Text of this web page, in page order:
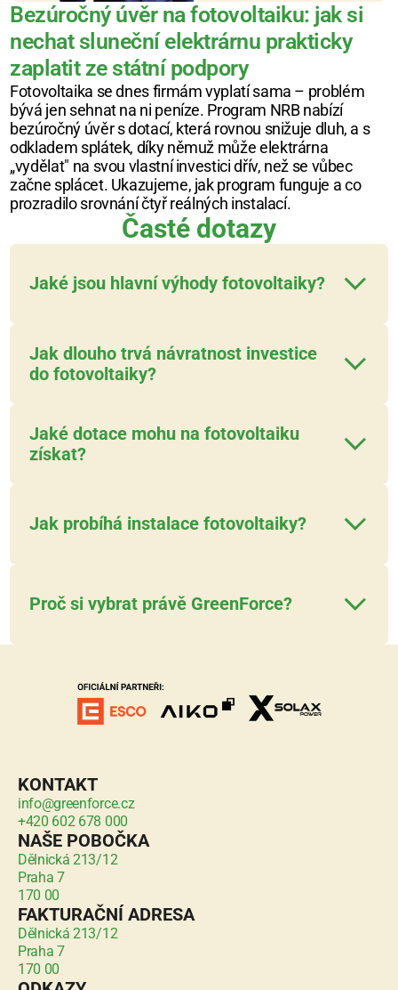
Bezúročný úvěr na fotovoltaiku: jak si
nechat sluneční elektrárnu prakticky
zaplatit ze státní podpory
Fotovoltaika se dnes firmám vyplatí sama – problém
bývá jen sehnat na ni peníze. Program NRB nabízí
bezúročný úvěr s dotací, která rovnou snižuje dluh, a s
odkladem splátek, díky němuž může elektrárna
„vydělat" na svou vlastní investici dřív, než se vůbec
začne splácet. Ukazujeme, jak program funguje a co
prozradilo srovnání čtyř reálných instalací.
Časté dotazy
Jaké jsou hlavní výhody fotovoltaiky?
Jak dlouho trvá návratnost investice
do fotovoltaiky?
Jaké dotace mohu na fotovoltaiku
získat?
Jak probíhá instalace fotovoltaiky?
Proč si vybrat právě GreenForce?
KONTAKT
info@greenforce.cz
+420 602 678 000
NAŠE POBOČKA
Dělnická 213/12
Praha 7
170 00
FAKTURAČNÍ ADRESA
Dělnická 213/12
Praha 7
170 00